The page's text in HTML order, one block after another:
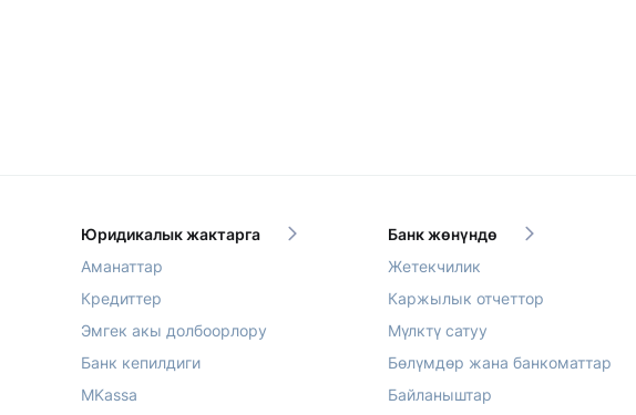
Юридикалык жактарга
Аманаттар
Кредиттер
Эмгек акы долбоорлору
Банк кепилдиги
MKassa
Банк жөнүндө
Жетекчилик
Каржылык отчеттор
Мүлктү сатуу
Бөлүмдөр жана банкоматтар
Байланыштар